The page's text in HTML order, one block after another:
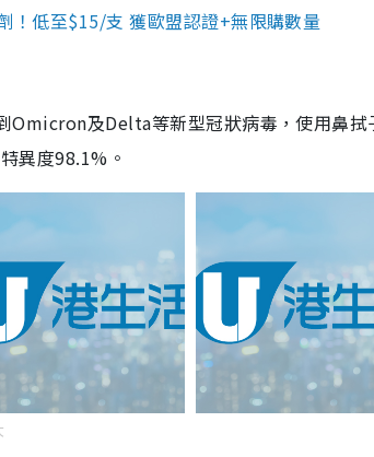
！低至$15/支 獲歐盟認證+無限購數量
Omicron及Delta等新型冠狀病毒，使用鼻拭
異度98.1%。